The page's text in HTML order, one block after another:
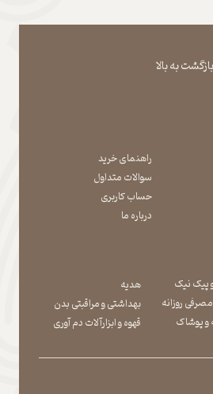
بازگشت به بالا
راهنمای خرید
سوالات متداول
حساب کاربری
درباره ما
پیک نیک
مصرفی روزانه
و پوشاک
هدیه
بهداشتی و مراقبتی بدن
​​​​​​​قهوه و ابزارآلات دم آوری